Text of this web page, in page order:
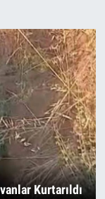
Kurtarıldı